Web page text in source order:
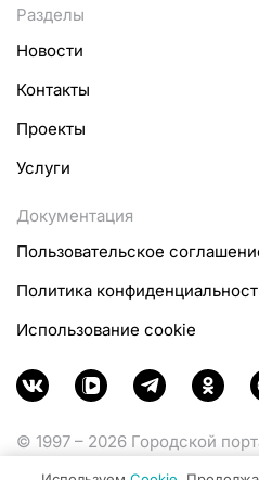
Разделы
Новости
Контакты
Проекты
Услуги
Документация
Пользовательское
Политика
Использование cookie
© 1997 – 2026 Городской